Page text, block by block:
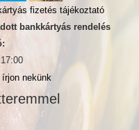
fizetés tájékoztató
bankkártyás rendelés
nekünk